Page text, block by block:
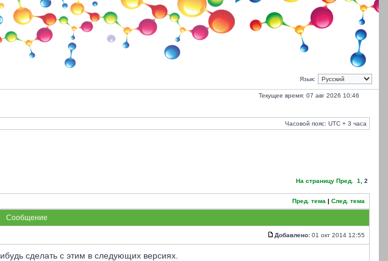
Язык:
Текущее время: 07 авг 2026 10:46
Часовой пояс: UTC + 3 часа
На страницу Пред. 1 2
Пред. тема | След. тема
Сообщение
Добавлено: 01 окт 2014 12:55
сделать с этим в следующих версиях.